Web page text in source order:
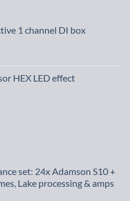
1 channel DI box
HEX LED effect
set: 24x Adamson S10 +
Lake processing & amps